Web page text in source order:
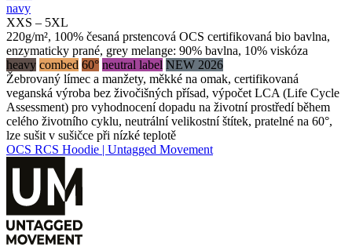
navy
XXS – 5XL
220g/m², 100% česaná prstencová OCS certifikovaná bio bavlna,
enzymaticky prané, grey melange: 90% bavlna, 10% viskóza
heavy combed 60° neutral label NEW 2026
Žebrovaný límec a manžety, měkké na omak, certifikovaná
veganská výroba bez živočišných přísad, výpočet LCA (Life Cycle
Assessment) pro vyhodnocení dopadu na životní prostředí během
celého životního cyklu, neutrální velikostní štítek, pratelné na 60°,
lze sušit v sušičce při nízké teplotě
OCS RCS Hoodie | Untagged Movement